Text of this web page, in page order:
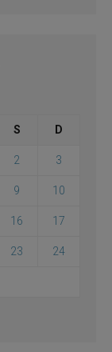
S D
2 3
9 10
16 17
23 24